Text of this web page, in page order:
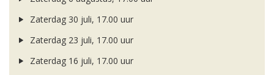
Zaterdag 30 juli, 17.00 uur
Zaterdag 23 juli, 17.00 uur
Zaterdag 16 juli, 17.00 uur